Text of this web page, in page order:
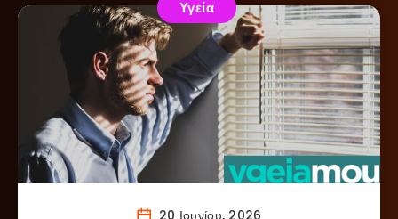
Υγεία
20 Ιουνίου, 2026